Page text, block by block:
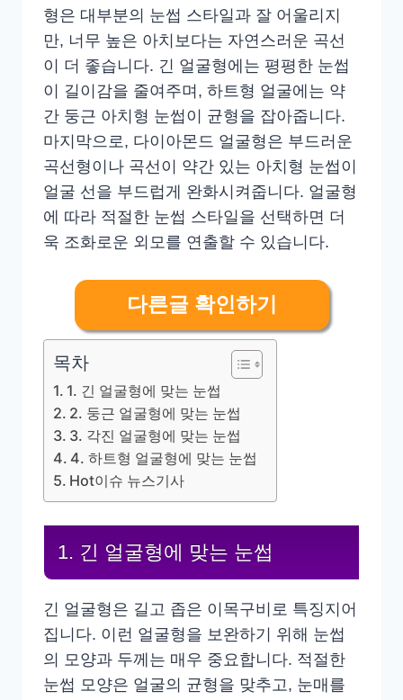
형은 대부분의 눈썹 스타일과 잘 어울리지
만, 너무 높은 아치보다는 자연스러운 곡선
이 더 좋습니다. 긴 얼굴형에는 평평한 눈썹
이 길이감을 줄여주며, 하트형 얼굴에는 약
간 둥근 아치형 눈썹이 균형을 잡아줍니다.
마지막으로, 다이아몬드 얼굴형은 부드러운
곡선형이나 곡선이 약간 있는 아치형 눈썹이
얼굴 선을 부드럽게 완화시켜줍니다. 얼굴형
에 따라 적절한 눈썹 스타일을 선택하면 더
욱 조화로운 외모를 연출할 수 있습니다.
다른글 확인하기
목차
1. 긴 얼굴형에 맞는 눈썹
2. 둥근 얼굴형에 맞는 눈썹
3. 각진 얼굴형에 맞는 눈썹
4. 하트형 얼굴형에 맞는 눈썹
Hot이슈 뉴스기사
1. 긴 얼굴형에 맞는 눈썹
긴 얼굴형은 길고 좁은 이목구비로 특징지어
집니다. 이런 얼굴형을 보완하기 위해 눈썹
의 모양과 두께는 매우 중요합니다. 적절한
눈썹 모양은 얼굴의 균형을 맞추고, 눈매를